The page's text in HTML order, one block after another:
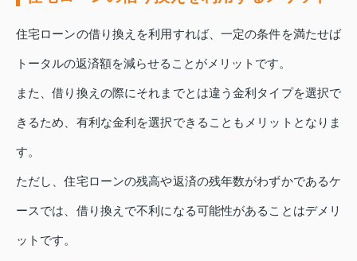
住宅ローンの借り換えを利用すれば、一定の条件を満たせば
トータルの返済額を減らせることがメリットです。
また、借り換えの際にそれまでとは違う金利タイプを選択で
きるため、有利な金利を選択できることもメリットとなりま
す。
ただし、住宅ローンの残高や返済の残年数がわずかであるケ
ースでは、借り換えで不利になる可能性があることはデメリ
ットです。